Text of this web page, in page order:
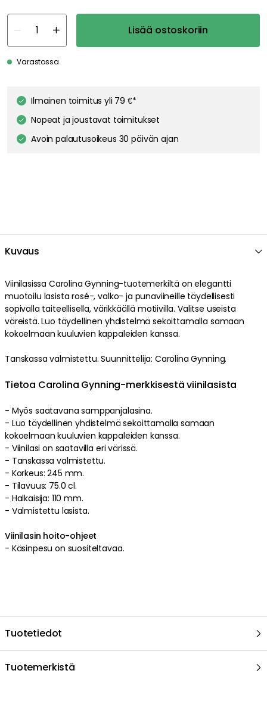
Lisää ostoskoriin
Varastossa
Ilmainen toimitus yli 79 €*
Nopeat ja joustavat toimitukset
Avoin palautusoikeus 30 päivän ajan
Kuvaus
Viinilasissa Carolina Gynning-tuotemerkiltä on elegantti
muotoilu lasista rosé-, valko- ja punaviineille täydellisesti
sopivalla taiteellisella, värikkäällä motiivilla. Valitse useista
väreistä. Luo täydellinen yhdistelmä sekoittamalla samaan
kokoelmaan kuuluvien kappaleiden kanssa.
Tanskassa valmistettu. Suunnittelija: Carolina Gynning.
Tietoa Carolina Gynning-merkkisestä viinilasista
- Myös saatavana samppanjalasina.
- Luo täydellinen yhdistelmä sekoittamalla samaan
kokoelmaan kuuluvien kappaleiden kanssa.
- Viinilasi on saatavilla eri värissä.
- Tanskassa valmistettu.
- Korkeus: 245 mm.
- Tilavuus: 75.0 cl.
- Halkaisija: 110 mm.
- Valmistettu lasista.
Viinilasin hoito-ohjeet
- Käsinpesu on suositeltavaa.
Tuotetiedot
Tuotemerkistä
We care about your privacy!
We use cookies to personalize content and ads, and to analyze
our traffic. You have the right and option to opt out of any non-
essential cookies while using our site. However, blocking certain